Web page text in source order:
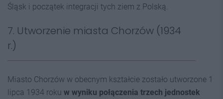
Śląsk i początek integracji tych ziem z Polską.
7. Utworzenie miasta Chorzów (1934
r.)
Miasto Chorzów w obecnym kształcie zostało utworzone 1
lipca 1934 roku w wyniku połączenia trzech jednostek